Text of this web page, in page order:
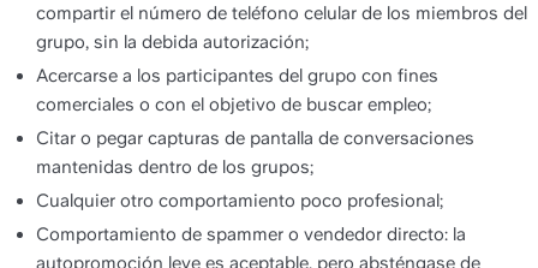
compartir el número de teléfono celular de los miembros del
grupo, sin la debida autorización;
Acercarse a los participantes del grupo con fines
comerciales o con el objetivo de buscar empleo;
Citar o pegar capturas de pantalla de conversaciones
mantenidas dentro de los grupos;
Cualquier otro comportamiento poco profesional;
Comportamiento de spammer o vendedor directo: la
autopromoción leve es aceptable, pero absténgase de